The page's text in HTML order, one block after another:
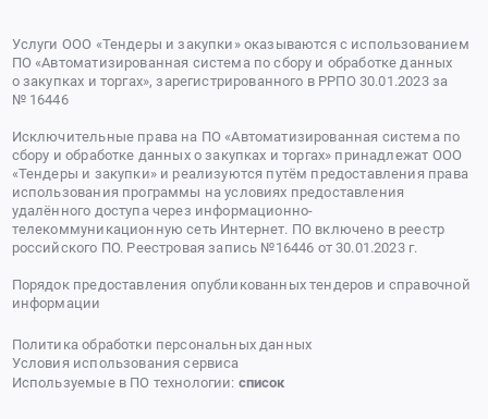
Услуги ООО «Тендеры и закупки» оказываются с использованием
ПО «Автоматизированная система по сбору и обработке данных
о закупках и торгах», зарегистрированного в РРПО 30.01.2023 за
№ 16446
Исключительные права на ПО «Автоматизированная система по
сбору и обработке данных о закупках и торгах» принадлежат ООО
«Тендеры и закупки» и реализуются путём предоставления права
использования программы на условиях предоставления
удалённого доступа через информационно-
телекоммуникационную сеть Интернет. ПО включено в реестр
российского ПО. Реестровая запись №16446 от 30.01.2023 г.
Порядок предоставления опубликованных тендеров и справочной
информации
Политика обработки персональных данных
Условия использования сервиса
Используемые в ПО технологии: список